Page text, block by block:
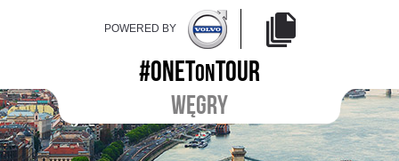
POWERED BY
#ONETONTOUR
WĘGRY